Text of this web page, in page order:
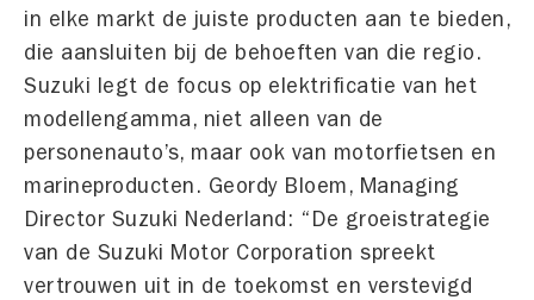
in elke markt de juiste producten aan te bieden,
die aansluiten bij de behoeften van die regio.
Suzuki legt de focus op elektrificatie van het
modellengamma, niet alleen van de
personenauto’s, maar ook van motorfietsen en
marineproducten. Geordy Bloem, Managing
Director Suzuki Nederland: “De groeistrategie
van de Suzuki Motor Corporation spreekt
vertrouwen uit in de toekomst en verstevigd